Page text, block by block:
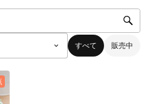
すべて 販売中